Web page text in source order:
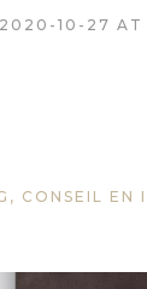
10-27 AT
CONSEIL EN